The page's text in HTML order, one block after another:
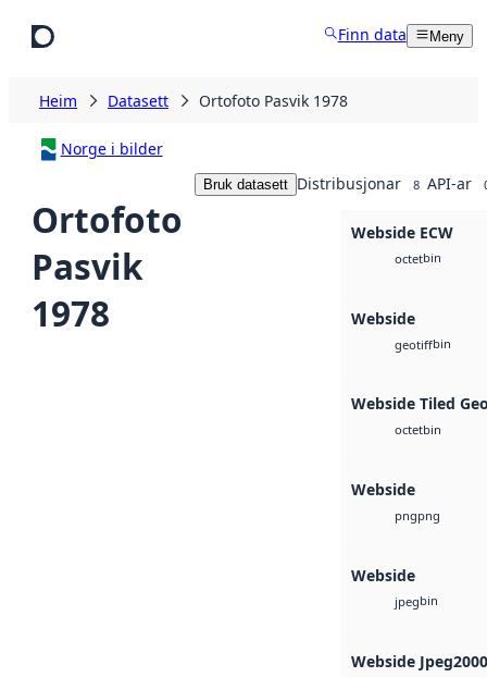
Finn data Meny
Heim Datasett Ortofoto Pasvik 1978
Norge i bilder
Ortofoto
Pasvik
1978
Bruk datasett Distribusjonar 8 API-ar
Webside ECW
octetbin
Webside
geotiffbin
Webside Tiled
octetbin
Webside
pngpng
Webside
jpegbin
Webside Jpeg2000